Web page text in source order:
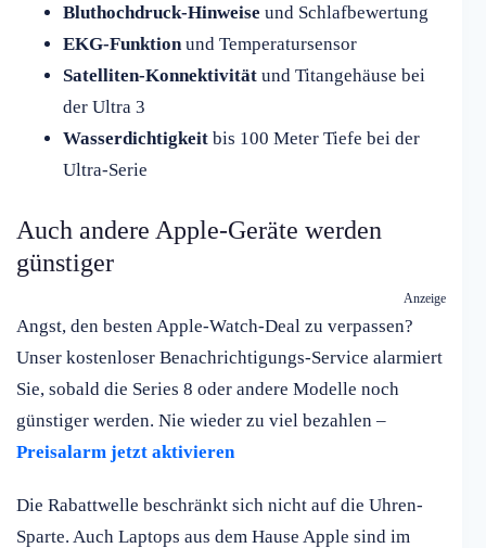
Bluthochdruck-Hinweise und Schlafbewertung
EKG-Funktionund Temperatursensor
Satelliten-Konnektivitätund Titangehäuse bei
der Ultra 3
Wasserdichtigkeitbis 100 Meter Tiefe bei der
Ultra-Serie
Auch andere Apple-Geräte werden
günstiger
Anzeige
Angst, den besten Apple-Watch-Deal zu verpassen?
Unser kostenloser Benachrichtigungs-Service alarmiert
Sie, sobald die Series 8 oder andere Modelle noch
günstiger werden. Nie wieder zu viel bezahlen –
Preisalarm jetzt aktivieren
Die Rabattwelle beschränkt sich nicht auf die Uhren-
Sparte. Auch Laptops aus dem Hause Apple sind im